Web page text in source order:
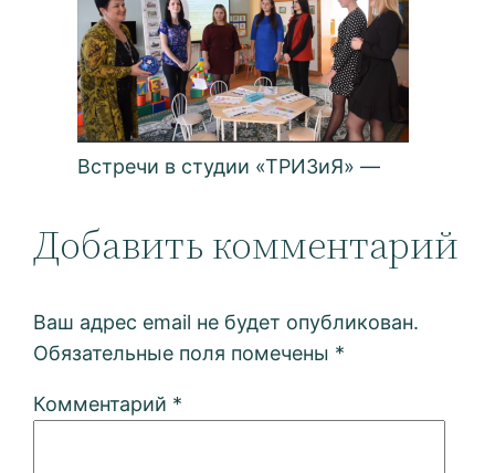
Встречи в студии «ТРИЗиЯ» —
Добавить комментарий
Ваш адрес email не будет опубликован.
Обязательные поля помечены *
Комментарий *